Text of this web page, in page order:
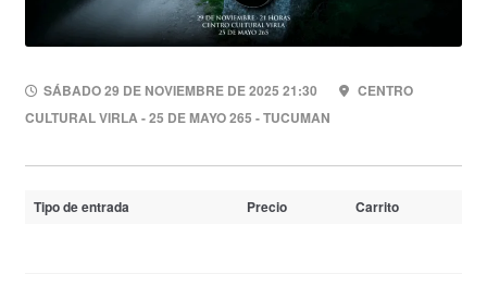
SÁBADO 29 DE NOVIEMBRE DE 2025 21:30
CENTRO
CULTURAL VIRLA - 25 DE MAYO 265 - TUCUMAN
Tipo de entrada Precio Carrito